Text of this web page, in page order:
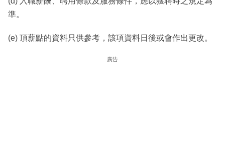
準。
(e) 頂薪點的資料只供參考，該項資料日後或會作出更改。
廣告